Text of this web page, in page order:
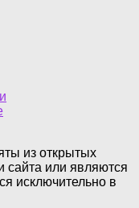
из открытых
сайта или являются
исключительно в